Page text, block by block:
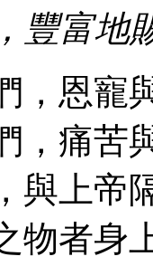
豐富地
，恩寵
，痛苦
與上帝
物者